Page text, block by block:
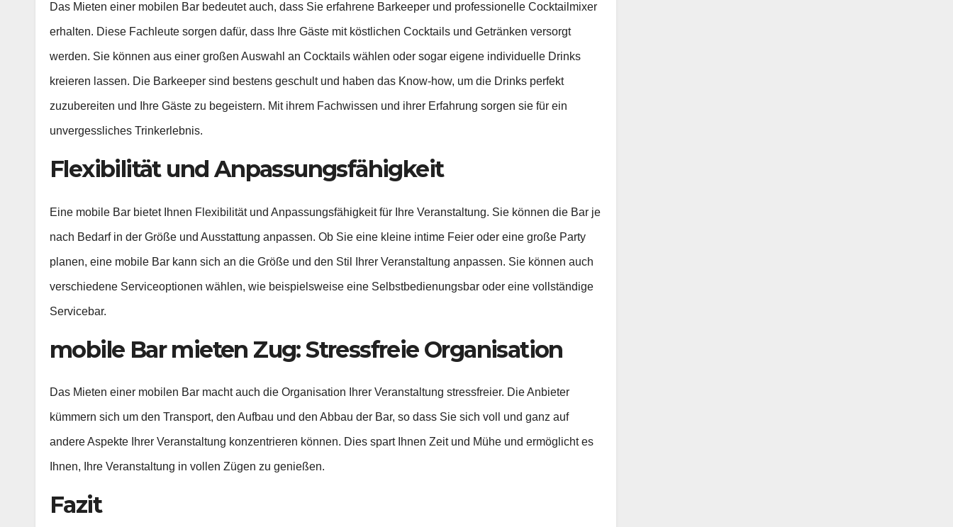
Das Mieten einer mobilen Bar bedeutet auch, dass Sie erfahrene Barkeeper und professionelle Cocktailmixer
erhalten. Diese Fachleute sorgen dafür, dass Ihre Gäste mit köstlichen Cocktails und Getränken versorgt
werden. Sie können aus einer großen Auswahl an Cocktails wählen oder sogar eigene individuelle Drinks
kreieren lassen. Die Barkeeper sind bestens geschult und haben das Know-how, um die Drinks perfekt
zuzubereiten und Ihre Gäste zu begeistern. Mit ihrem Fachwissen und ihrer Erfahrung sorgen sie für ein
unvergessliches Trinkerlebnis.
Flexibilität und Anpassungsfähigkeit
Eine mobile Bar bietet Ihnen Flexibilität und Anpassungsfähigkeit für Ihre Veranstaltung. Sie können die Bar je
nach Bedarf in der Größe und Ausstattung anpassen. Ob Sie eine kleine intime Feier oder eine große Party
planen, eine mobile Bar kann sich an die Größe und den Stil Ihrer Veranstaltung anpassen. Sie können auch
verschiedene Serviceoptionen wählen, wie beispielsweise eine Selbstbedienungsbar oder eine vollständige
Servicebar.
mobile Bar mieten Zug: Stressfreie Organisation
Das Mieten einer mobilen Bar macht auch die Organisation Ihrer Veranstaltung stressfreier. Die Anbieter
kümmern sich um den Transport, den Aufbau und den Abbau der Bar, so dass Sie sich voll und ganz auf
andere Aspekte Ihrer Veranstaltung konzentrieren können. Dies spart Ihnen Zeit und Mühe und ermöglicht es
Ihnen, Ihre Veranstaltung in vollen Zügen zu genießen.
Fazit